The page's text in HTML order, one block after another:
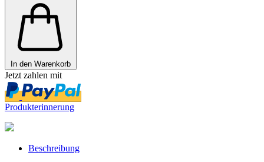
In den Warenkorb
Jetzt zahlen mit
Produkterinnerung
Beschreibung